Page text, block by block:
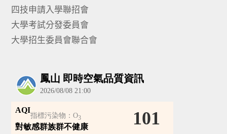
四技申請入學聯招會
大學考試分發委員會
大學招生委員會聯合會